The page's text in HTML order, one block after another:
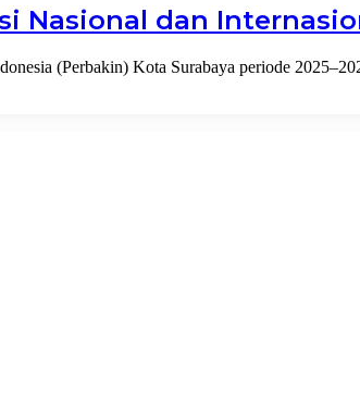
Nasional dan
(Perbakin) Kota Surabaya periode